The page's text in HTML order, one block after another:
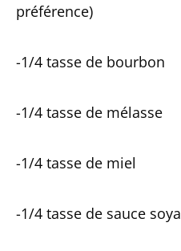
préférence)
-1/4 tasse de bourbon
-1/4 tasse de mélasse
-1/4 tasse de miel
-1/4 tasse de sauce soya